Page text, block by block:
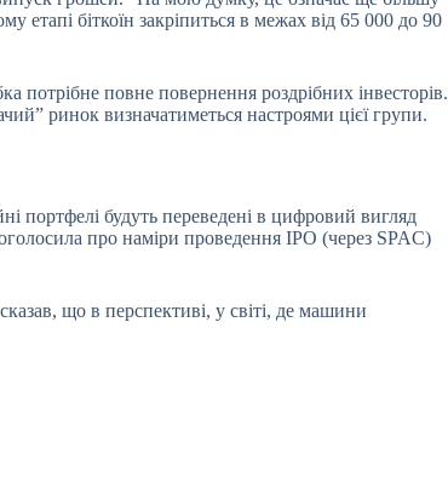
етапі біткоїн закріпиться в межах від 65 000 до 90
потрібне повне повернення роздрібних інвесторів.
ринок визначатиметься настроями цієї групи.
портфелі будуть переведені в цифровий вигляд
про наміри проведення IPO (через SPAC)
що в перспективі, у світі, де машини